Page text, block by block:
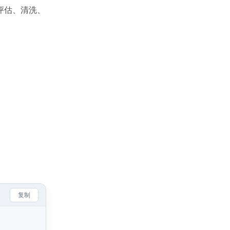
、清洗、
复制